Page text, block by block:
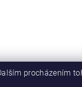
procházením